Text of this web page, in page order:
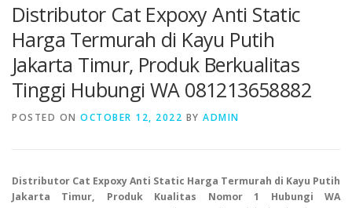
Distributor Cat Expoxy Anti Static
Harga Termurah di Kayu Putih
Jakarta Timur, Produk Berkualitas
Tinggi Hubungi WA 081213658882
POSTED ON OCTOBER 12, 2022 BY ADMIN
Distributor Cat Expoxy Anti Static Harga Termurah di Kayu Putih
Jakarta Timur, Produk Kualitas Nomor 1 Hubungi WA